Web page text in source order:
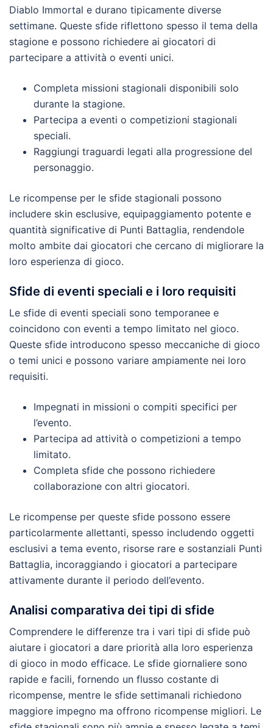
Diablo Immortal e durano tipicamente diverse
settimane. Queste sfide riflettono spesso il tema della
stagione e possono richiedere ai giocatori di
partecipare a attività o eventi unici.
Completa missioni stagionali disponibili solo
durante la stagione.
Partecipa a eventi o competizioni stagionali
speciali.
Raggiungi traguardi legati alla progressione del
personaggio.
Le ricompense per le sfide stagionali possono
includere skin esclusive, equipaggiamento potente e
quantità significative di Punti Battaglia, rendendole
molto ambite dai giocatori che cercano di migliorare la
loro esperienza di gioco.
Sfide di eventi speciali e i loro requisiti
Le sfide di eventi speciali sono temporanee e
coincidono con eventi a tempo limitato nel gioco.
Queste sfide introducono spesso meccaniche di gioco
o temi unici e possono variare ampiamente nei loro
requisiti.
Impegnati in missioni o compiti specifici per
l’evento.
Partecipa ad attività o competizioni a tempo
limitato.
Completa sfide che possono richiedere
collaborazione con altri giocatori.
Le ricompense per queste sfide possono essere
particolarmente allettanti, spesso includendo oggetti
esclusivi a tema evento, risorse rare e sostanziali Punti
Battaglia, incoraggiando i giocatori a partecipare
attivamente durante il periodo dell’evento.
Analisi comparativa dei tipi di sfide
Comprendere le differenze tra i vari tipi di sfide può
aiutare i giocatori a dare priorità alla loro esperienza
di gioco in modo efficace. Le sfide giornaliere sono
rapide e facili, fornendo un flusso costante di
ricompense, mentre le sfide settimanali richiedono
maggiore impegno ma offrono ricompense migliori. Le